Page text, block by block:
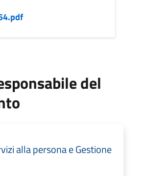
del
alla persona e Gestione